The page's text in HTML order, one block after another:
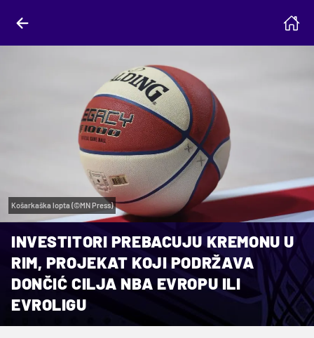
Košarkaška lopta (©MN Press)
INVESTITORI PREBACUJU KREMONU U
RIM, PROJEKAT KOJI PODRŽAVA
DONČIĆ CILJA NBA EVROPU ILI
EVROLIGU